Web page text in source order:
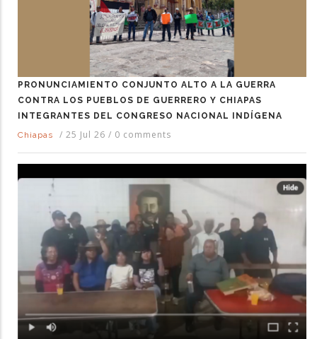
PRONUNCIAMIENTO CONJUNTO ALTO A LA GUERRA
CONTRA LOS PUEBLOS DE GUERRERO Y CHIAPAS
INTEGRANTES DEL CONGRESO NACIONAL INDÍGENA
Chiapas
/ 25 Jul 26 / 0 comments